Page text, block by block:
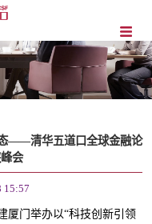
——清华五道口全球金融论
会
15:57
厦门举办以“科技创新引领